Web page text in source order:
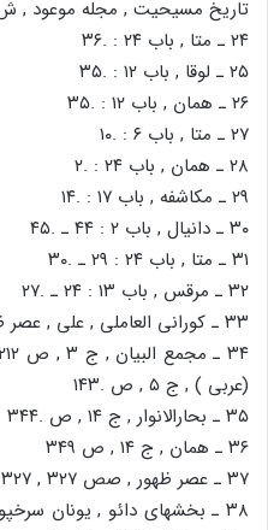
تاریخ مسیحیت , مجله موعود , ش ۱۷ , ص ۱۴
۲۴ ـ متا , باب ۲۴ : .۳۶
۲۵ ـ لوقا , باب ۱۲ : .۳۵
۲۶ ـ همان , باب ۱۲ : .۳۵
۲۷ ـ متا , باب ۶ : .۱۰
۲۸ ـ همان , باب ۲۴ : .۲
۲۹ ـ مکاشفه , باب ۱۷ : .۱۴
۳۰ ـ دانیال , باب ۲ : ۴۴ ـ .۴۵
۳۱ ـ متا , باب ۲۴ : ۲۹ ـ .۳۰
۳۲ ـ مرقس , باب ۱۳ : ۲۴ ـ .۲۷
۳۳ ـ کورانی العاملی , علی , عصر ظهور , ص .۳۴۱
(عربی ) , ج ۵ , ص .۱۴۳
۳۵ ـ بحارالانوار , ج ۱۴ , ص .۳۴۴
۳۶ ـ همان , ج ۱۴ , ص ۳۴۹
۳۷ ـ عصر ظهور , صص ۳۲۷ , ۳۲۷ , .۳۴۴
۳۸ ـ بخشهای دائو , یونان